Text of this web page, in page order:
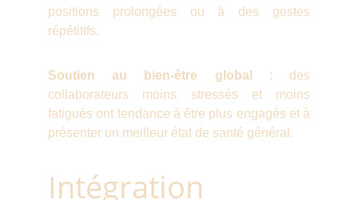
positions prolongées ou à des gestes
répétitifs.
Soutien au bien-être global
: des
collaborateurs moins stressés et moins
fatigués ont tendance à être plus engagés et à
présenter un meilleur état de santé général.
Intégration